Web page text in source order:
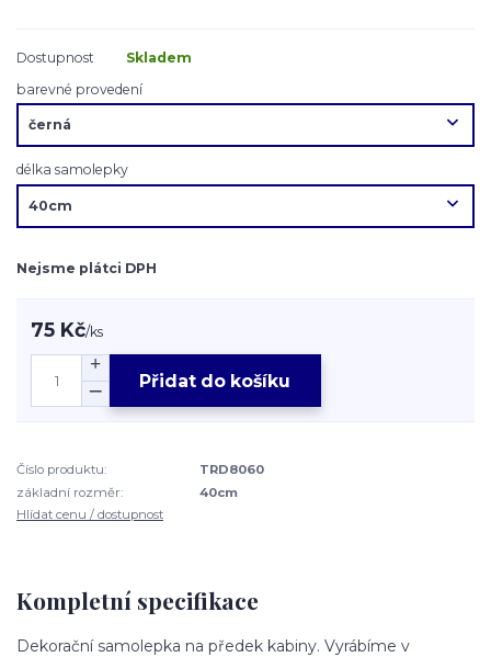
Dostupnost
Skladem
barevné provedení
délka samolepky
Nejsme plátci DPH
75 Kč/ks
Přidat do košíku
Číslo produktu:
TRD8060
základní rozměr:
40cm
Hlídat cenu / dostupnost
Kompletní specifikace
Dekorační samolepka na předek kabiny. Vyrábíme v